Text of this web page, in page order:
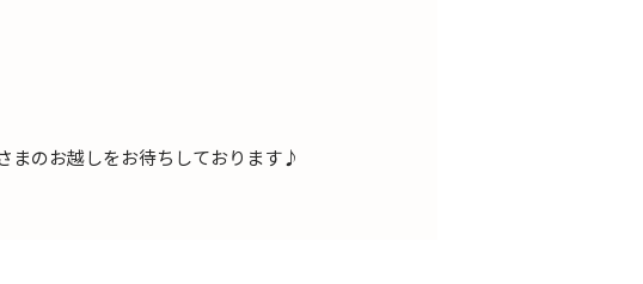
まのお越しをお待ちしております♪